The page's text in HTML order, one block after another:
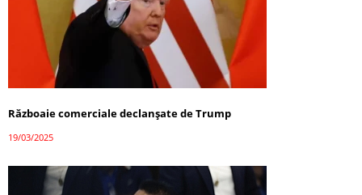
Războaie comerciale declanșate de Trump
19/03/2025